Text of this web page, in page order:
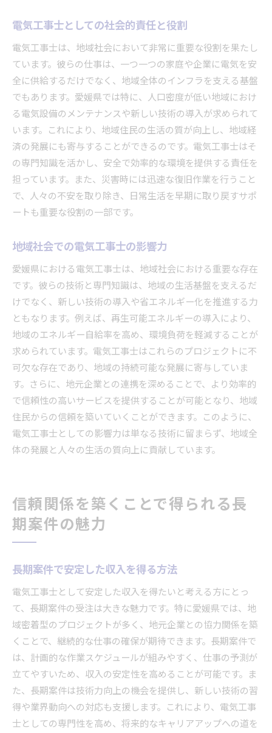
電気工事士としての社会的責任と役割
電気工事士は、地域社会において非常に重要な役割を果たし
ています。彼らの仕事は、一つ一つの家庭や企業に電気を安
全に供給するだけでなく、地域全体のインフラを支える基盤
でもあります。愛媛県では特に、人口密度が低い地域におけ
る電気設備のメンテナンスや新しい技術の導入が求められて
います。これにより、地域住民の生活の質が向上し、地域経
済の発展にも寄与することができるのです。電気工事士はそ
の専門知識を活かし、安全で効率的な環境を提供する責任を
担っています。また、災害時には迅速な復旧作業を行うこと
で、人々の不安を取り除き、日常生活を早期に取り戻すサポ
ートも重要な役割の一部です。
地域社会での電気工事士の影響力
愛媛県における電気工事士は、地域社会における重要な存在
です。彼らの技術と専門知識は、地域の生活基盤を支えるだ
けでなく、新しい技術の導入や省エネルギー化を推進する力
ともなります。例えば、再生可能エネルギーの導入により、
地域のエネルギー自給率を高め、環境負荷を軽減することが
求められています。電気工事士はこれらのプロジェクトに不
可欠な存在であり、地域の持続可能な発展に寄与していま
す。さらに、地元企業との連携を深めることで、より効率的
で信頼性の高いサービスを提供することが可能となり、地域
住民からの信頼を築いていくことができます。このように、
電気工事士としての影響力は単なる技術に留まらず、地域全
体の発展と人々の生活の質向上に貢献しています。
信頼関係を築くことで得られる長
期案件の魅力
長期案件で安定した収入を得る方法
電気工事士として安定した収入を得たいと考える方にとっ
て、長期案件の受注は大きな魅力です。特に愛媛県では、地
域密着型のプロジェクトが多く、地元企業との協力関係を築
くことで、継続的な仕事の確保が期待できます。長期案件で
は、計画的な作業スケジュールが組みやすく、仕事の予測が
立てやすいため、収入の安定性を高めることが可能です。ま
た、長期案件は技術力向上の機会を提供し、新しい技術の習
得や業界動向への対応も支援します。これにより、電気工事
士としての専門性を高め、将来的なキャリアアップへの道を